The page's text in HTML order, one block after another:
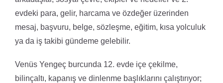
evdeki para, gelir, harcama ve özdeğer üzerinden
mesaj, başvuru, belge, sözleşme, eğitim, kısa yolculuk
ya da iş takibi gündeme gelebilir.
Venüs Yengeç burcunda 12. evde içe çekilme,
bilinçaltı, kapanış ve dinlenme başlıklarını çalıştırıyor;